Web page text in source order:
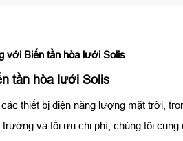
với Biến tần hòa lưới Solis
tần hòa lưới Solis
thiết bị điện năng lượng mặt trời,
và tối ưu chi phí, chúng tôi